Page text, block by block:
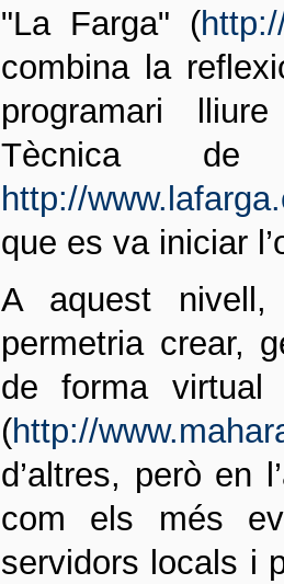
"La Farga" (
combina la
programari
Tècnica de
http://
que es va iniciar
A aquest
permetria crear,
de forma
(http://
d’altres, però en
com els més
servidors locals i